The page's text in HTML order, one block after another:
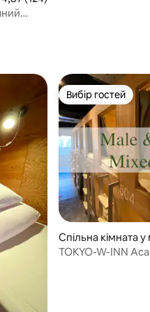
10
Вибір гостей
Вибір гостей
Спільна кімната у
City
TOKYO-W-INN